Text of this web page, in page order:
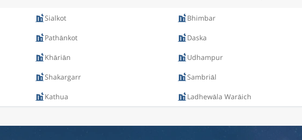
Sialkot Bhimbar
Pathānkot Daska
Khāriān Udhampur
Shakargarr Sambriāl
Kathua Ladhewāla Warāich